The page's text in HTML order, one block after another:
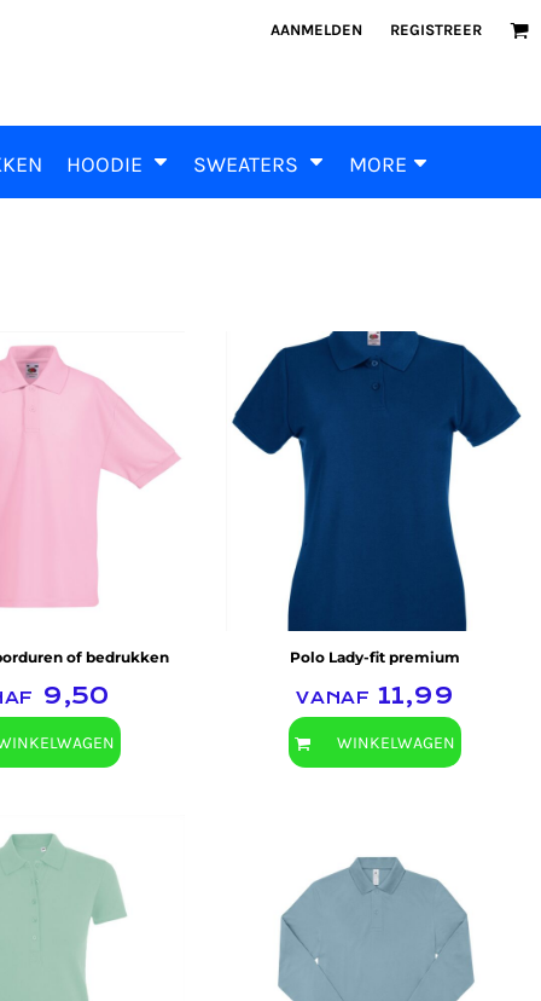
AANMELDEN REGISTREER
HOODIE SWEATERS MORE
of bedrukken
9,50
Polo Lady-fit premium
vanaf11,99
WINKELWAGEN